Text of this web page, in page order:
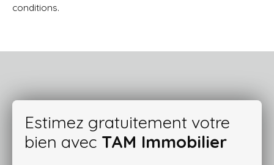
conditions.
Estimez gratuitement votre
bien avec TAM Immobilier